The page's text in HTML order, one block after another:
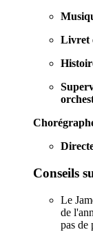
Livret
Conseils
Le
de
pas de